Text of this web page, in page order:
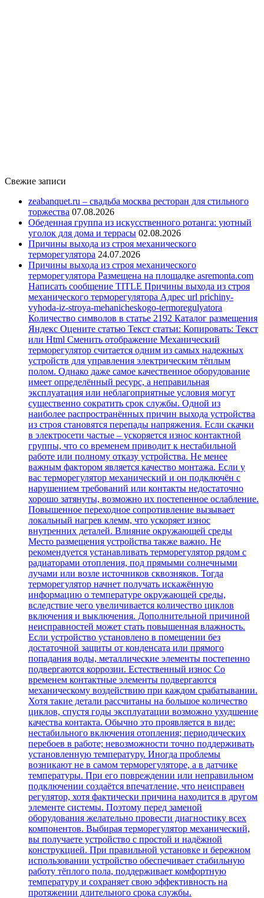
Свежие записи
zeabanquet.ru – свадьба москва ресторан для стильного
торжества 07.08.2026
Обеденная группа из искусственного ротанга: уютный
уголок для дома и террасы 02.08.2026
Причины выхода из строя механического
терморегулятора 24.07.2026
Причины выхода из строя механического
терморегулятора Размещена на площадке asremonta.com
Написать сообщение TITLE Причины выхода из строя
механического терморегулятора Адрес url prichiny-
vyhoda-iz-stroya-mehanicheskogo-termoregulyatora
Количество символов в статье 2192 Каталог размещения
Яндекс Оцените статью Текст статьи: Копировать: Текст
или Html Cменить отображение Механический
терморегулятор считается одним из самых надежных
устройств для управления электрическим тёплым
полом. Однако даже самое качественное оборудование
имеет определённый ресурс, а неправильная
эксплуатация или неблагоприятные условия могут
существенно сократить срок службы. Одной из
наиболее распространённых причин выхода устройства
из строя становятся перепады напряжения. Если скачки
в электросети частые – ускоряется износ контактной
группы, что со временем приводит к нестабильной
работе или полному отказу устройства. Не менее
важным фактором является качество монтажа. Если у
вас терморегулятор механический и он подключён с
нарушением требований или контакты недостаточно
хорошо затянуты, возможно их постепенное ослабление.
Повышенное переходное сопротивление вызывает
локальный нагрев клемм, что ускоряет износ
внутренних деталей. Влияние окружающей среды
Место размещения устройства также важно. Не
рекомендуется устанавливать терморегулятор рядом с
радиаторами отопления, под прямыми солнечными
лучами или возле источников сквозняков. Тогда
терморегулятор начнет получать искажённую
информацию о температуре окружающей среды,
вследствие чего увеличивается количество циклов
включения и выключения. Дополнительной причиной
неисправностей может стать повышенная влажность.
Если устройство установлено в помещении без
достаточной защиты от конденсата или прямого
попадания воды, металлические элементы постепенно
подвергаются коррозии. Естественный износ Со
временем контактные элементы подвергаются
механическому воздействию при каждом срабатывании.
Хотя такие детали рассчитаны на большое количество
циклов, спустя годы эксплуатации возможно ухудшение
качества контакта. Обычно это проявляется в виде:
нестабильного включения отопления; периодических
перебоев в работе; невозможности точно поддерживать
установленную температуру. Иногда проблемы
возникают не в самом терморегуляторе, а в датчике
температуры. При его повреждении или неправильном
подключении создаётся впечатление, что неисправен
регулятор, хотя фактически причина находится в другом
элементе системы. Поэтому перед заменой
оборудования желательно провести диагностику всех
компонентов. Выбирая терморегулятор механический,
вы получаете устройство с простой и надёжной
конструкцией. При правильной установке и бережном
использовании устройство обеспечивает стабильную
работу тёплого пола, поддерживает комфортную
температуру и сохраняет свою эффективность на
протяжении длительного срока службы.